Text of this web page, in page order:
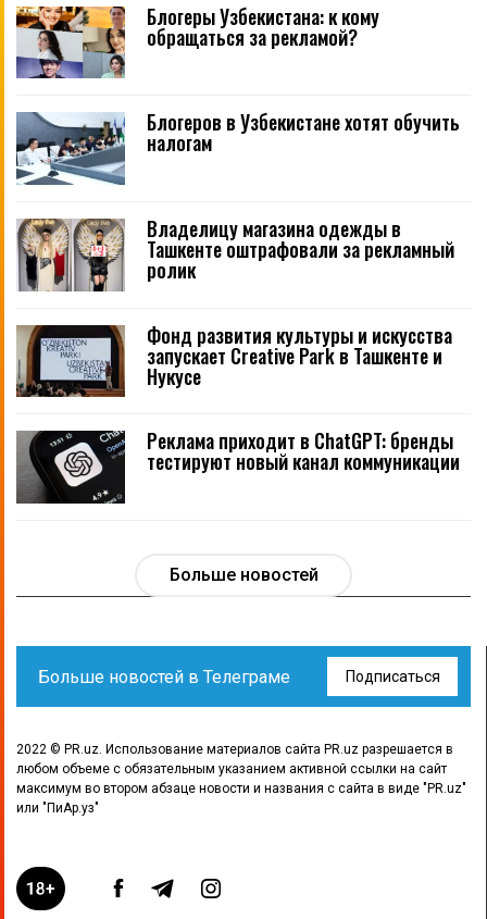
Блогеры Узбекистана: к кому
обращаться за рекламой?
Блогеров в Узбекистане хотят обучить
налогам
Владелицу магазина одежды в
Ташкенте оштрафовали за рекламный
ролик
Фонд развития культуры и искусства
запускает Creative Park в Ташкенте и
Нукусе
Реклама приходит в ChatGPT: бренды
тестируют новый канал коммуникации
Больше новостей
Больше новостей в Телеграме Подписаться
2022 © PR.uz. Использование материалов сайта PR.uz разрешается в
любом объеме с обязательным указанием активной ссылки на сайт
максимум во втором абзаце новости и названия с сайта в виде "PR.uz"
или "ПиАр.уз"